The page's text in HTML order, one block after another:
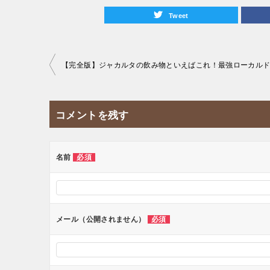
Tweet
投
ナ
ビ
ー
コメントを残す
名前 必須
メール（公開されません） 必須